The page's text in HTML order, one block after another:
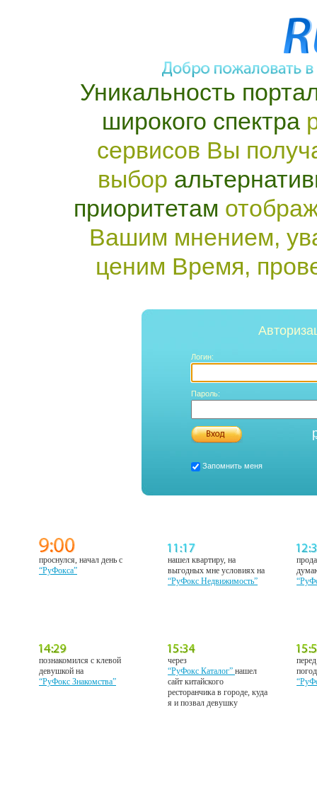
Уникальность
широкого спектра
сервисов Вы
выбор
приоритетам
Вашим мнением,
ценим Время,
Логин:
Пароль:
Запомнить меня
проснулся, начал день с
“РуФокса”
нашел квартиру, на
выгодных мне условиях на
“РуФокс Недвижимость”
познакомился с клевой
девушкой на
“РуФокс Знакомства”
через
“РуФокс Каталог”нашел
сайт китайского
ресторанчика в городе, куда
я и позвал девушку